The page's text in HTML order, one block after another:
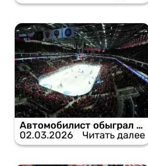
Автомобилист обыграл ЦСКА — 1:0
02.03.2026
Читать далее